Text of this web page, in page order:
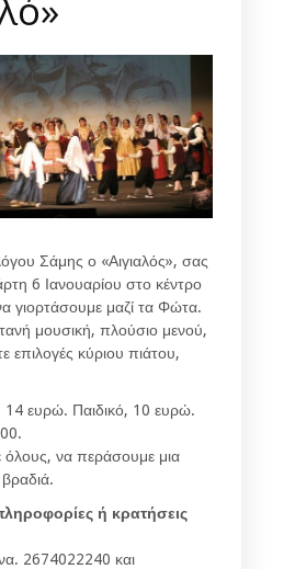
Σάμης ο «Αιγιαλός», σας
6 Ιανουαρίου στο κέντρο
γιορτάσουμε μαζί τα Φώτα.
μουσική, πλούσιο μενού,
επιλογές κύριου πιάτου,
14 ευρώ. Παιδικό, 10 ευρώ.
όλους, να περάσουμε μια
ή κρατήσεις
2674022240 και